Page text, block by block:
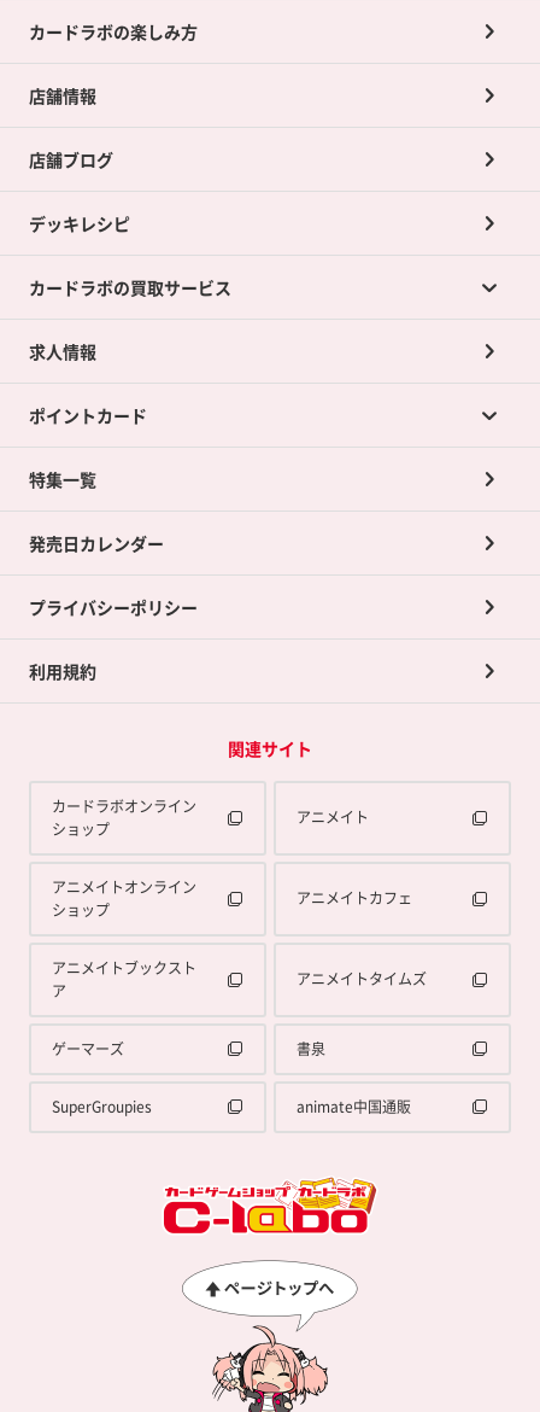
カードラボの楽しみ方
店舗情報
店舗ブログ
デッキレシピ
カードラボの買取サービス
カードラボの買取サービスTOP
店舗買取について
ネット買取について
買取承諾書について
求人情報
ポイントカード
ポイントカードTOP
ポイント交換景品
特集一覧
発売日カレンダー
プライバシーポリシー
利用規約
関連サイト
カードラボオンライン
ショップ
アニメイト
アニメイトオンライン
ショップ
アニメイトカフェ
アニメイトブックスト
ア
アニメイトタイムズ
ゲーマーズ 書泉
SuperGroupies animate中国通販